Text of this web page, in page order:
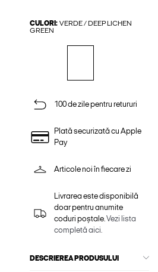
CULORI: VERDE / DEEP LICHEN
GREEN
100 de zile pentru retururi
Plată securizată cu Apple
Pay
Articole noi în fiecare zi
Livrarea este disponibilă
doar pentru anumite
coduri poștale.Vezi lista
completă aici.
DESCRIEREA PRODUSULUI